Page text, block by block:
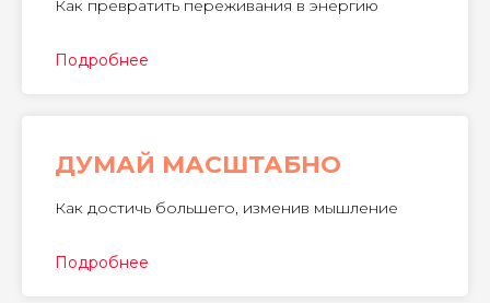
Как превратить переживания в энергию
Подробнее
ДУМАЙ МАСШТАБНО
Как достичь большего, изменив мышление
Подробнее